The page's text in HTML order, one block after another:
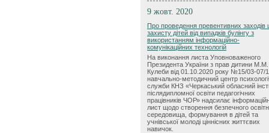
9 жовт. 2020
Про проведення превентивних заходів
захисту дітей від випадків булінгу з
використанням інформаційно-
комунікаційних технологій
На виконання листа Уповноваженого
Президента України з прав дитини М.М.
Кулеби від 01.10.2020 року №15/03-07/
навчально-методичний центр
служби КНЗ «Черкаський обласний
післядипломної освіти педагогічних
працівників ЧОР» надсилає
лист щодо створення безпечного
середовища, формування в дітей та
учнівської молоді ціннісних життєвих
навичок.